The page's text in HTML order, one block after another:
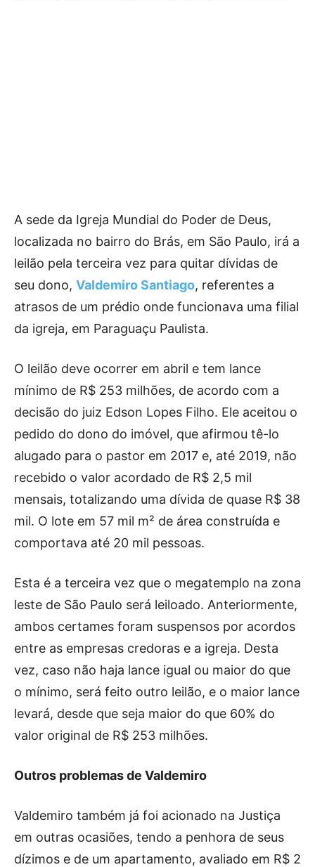
A sede da Igreja Mundial do Poder de Deus,
localizada no bairro do Brás, em São Paulo, irá a
leilão pela terceira vez para quitar dívidas de
seu dono, Valdemiro Santiago, referentes a
atrasos de um prédio onde funcionava uma filial
da igreja, em Paraguaçu Paulista.
O leilão deve ocorrer em abril e tem lance
mínimo de R$ 253 milhões, de acordo com a
decisão do juiz Edson Lopes Filho. Ele aceitou o
pedido do dono do imóvel, que afirmou tê-lo
alugado para o pastor em 2017 e, até 2019, não
recebido o valor acordado de R$ 2,5 mil
mensais, totalizando uma dívida de quase R$ 38
mil. O lote em 57 mil m² de área construída e
comportava até 20 mil pessoas.
Esta é a terceira vez que o megatemplo na zona
leste de São Paulo será leiloado. Anteriormente,
ambos certames foram suspensos por acordos
entre as empresas credoras e a igreja. Desta
vez, caso não haja lance igual ou maior do que
o mínimo, será feito outro leilão, e o maior lance
levará, desde que seja maior do que 60% do
valor original de R$ 253 milhões.
Outros problemas de Valdemiro
Valdemiro também já foi acionado na Justiça
em outras ocasiões, tendo a penhora de seus
dízimos e de um apartamento, avaliado em R$ 2